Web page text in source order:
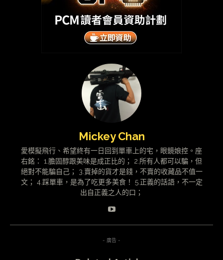
Mickey Chan
愛模擬飛行、希望終有一日回到單車上的宅，眼鏡娘控。座
右銘： 1.膽固醇跟美味是成正比的； 2.所有人都可以騙，但
絕對不能騙自己； 3.賣掉的貨才是錢，不賣的收藏品不值一
文； 4.踩單車，是為了吃更多美食！ 5.正義的話語，不一定
出自正義之人的口；
- 廣告 -